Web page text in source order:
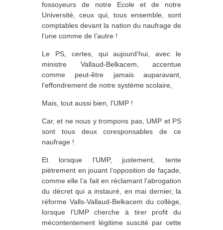
fossoyeurs de notre Ecole et de notre
Université, ceux qui, tous ensemble, sont
comptables devant la nation du naufrage de
l’une comme de l’autre !
Le PS, certes, qui aujourd’hui, avec le
ministre Vallaud-Belkacem, accentue
comme peut-être jamais auparavant,
l’effondrement de notre système scolaire,
Mais, tout aussi bien, l’UMP !
Car, et ne nous y trompons pas, UMP et PS
sont tous deux coresponsables de ce
naufrage !
Et lorsque l’UMP, justement, tente
piètrement en jouant l’opposition de façade,
comme elle l’a fait en réclamant l’abrogation
du décret qui a instauré, en mai dernier, la
réforme Valls-Vallaud-Belkacem du collège,
lorsque l’UMP cherche à tirer profit du
mécontentement légitime suscité par cette